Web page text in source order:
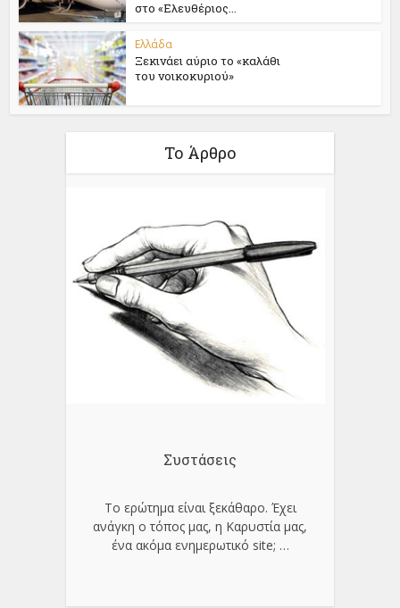
στο «Ελευθέριος...
Ελλάδα
Ξεκινάει αύριο το «καλάθι
του νοικοκυριού»
Το Άρθρο
Συστάσεις
Το ερώτημα είναι ξεκάθαρο. Έχει
ανάγκη ο τόπος μας, η Καρυστία μας,
ένα ακόμα ενημερωτικό site; …